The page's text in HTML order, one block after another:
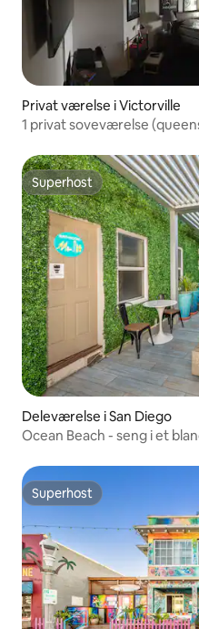
Privat værelse i Victorville
1 privat soveværelse
Superhost
Superhost
Deleværelse i San Diego
Ocean Beach - seng i et
Superhost
Superhost